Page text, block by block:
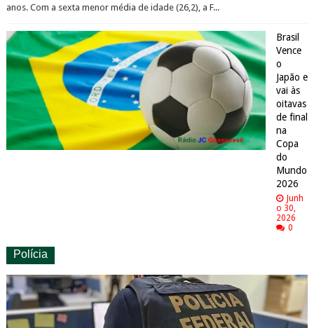
anos. Com a sexta menor média de idade (26,2), a F...
Brasil
Vence
o
Japão e
vai às
oitavas
de final
na
Copa
do
Mundo
2026
Junh
o 30,
2026
0
Polícia